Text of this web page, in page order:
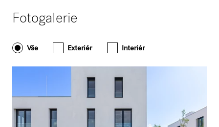
Fotogalerie
Vše Exteriér Interiér